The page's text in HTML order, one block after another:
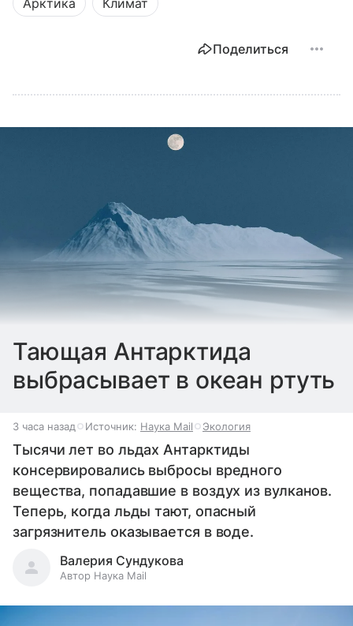
Арктика Климат
Поделиться
Тающая Антарктида
выбрасывает в океан ртуть
3 часа назад Источник: Наука Mail Экология
Тысячи лет во льдах Антарктиды
консервировались выбросы вредного
вещества, попадавшие в воздух из вулканов.
Теперь, когда льды тают, опасный
загрязнитель оказывается в воде.
Валерия Сундукова
Автор Наука Mail